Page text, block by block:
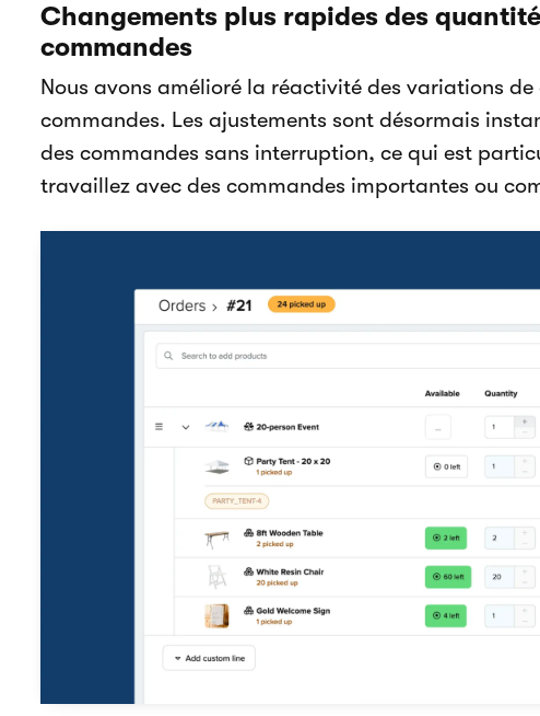
Changements plus rapides des
commandes
Nous avons amélioré la réactivité des variations
commandes. Les ajustements sont désormais
des commandes sans interruption, ce qui est
travaillez avec des commandes importantes ou